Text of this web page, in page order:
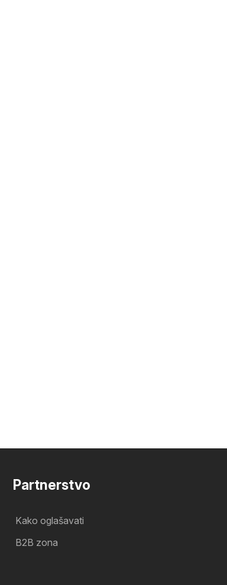
Partnerstvo
Kako oglašavati
B2B zona